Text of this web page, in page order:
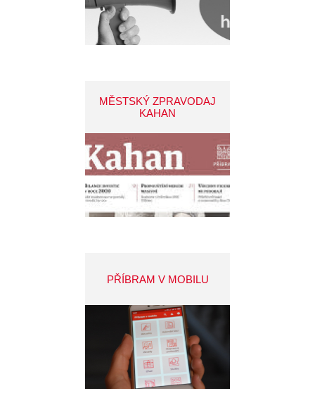
MĚSTSKÝ ZPRAVODAJ
KAHAN
PŘÍBRAM V MOBILU